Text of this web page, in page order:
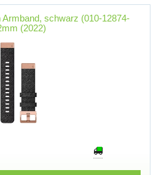
schwarz (010-12874-
(2022)